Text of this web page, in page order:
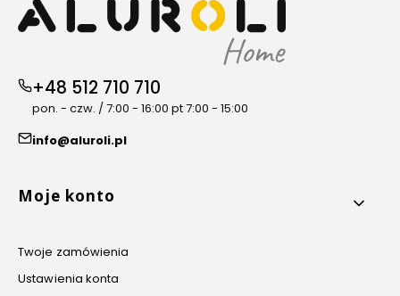
+48 512 710 710
pon. - czw. / 7:00 - 16:00 pt 7:00 - 15:00
info@aluroli.pl
Linki w stopce
Moje konto
Twoje zamówienia
Ustawienia konta